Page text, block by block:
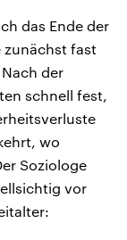
das Ende der
fast
der
schnell fest,
wo
Soziologe
vor